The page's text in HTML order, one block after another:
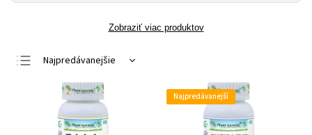
Zobraziť viac produktov
Najpredávanejšie
Najlacnejšie
Najdrahšie
Abecedne
Najpredávanejší